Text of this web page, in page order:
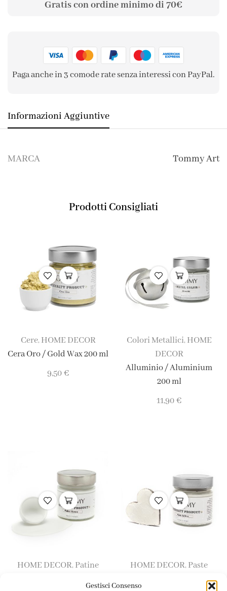
Gestisci Consenso
Gratis con ordine minimo di 70€
Paga anche in 3 comode rate senza interessi con PayPal.
Informazioni Aggiuntive
MARCA Tommy Art
Prodotti Consigliati
Cere, HOME DECOR
Cera Oro / Gold Wax 200 ml
9,50€
Colori Metallici, HOME
DECOR
Alluminio / Aluminium
200 ml
11,90€
HOME DECOR, Patine
HOME DECOR, Paste
Pasta Sabbia / Sand Paste